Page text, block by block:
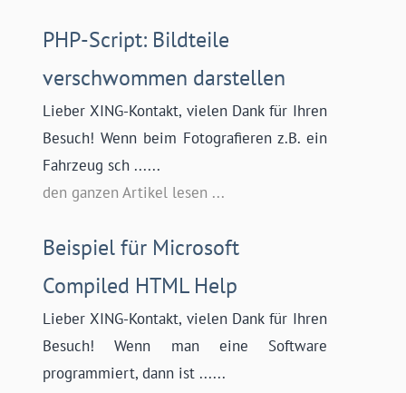
PHP-Script: Bildteile
verschwommen darstellen
Lieber XING-Kontakt, vielen Dank für Ihren
Besuch! Wenn beim Fotografieren z.B. ein
Fahrzeug sch ......
den ganzen Artikel lesen ...
Beispiel für Microsoft
Compiled HTML Help
Lieber XING-Kontakt, vielen Dank für Ihren
Besuch! Wenn man eine Software
programmiert, dann ist ......